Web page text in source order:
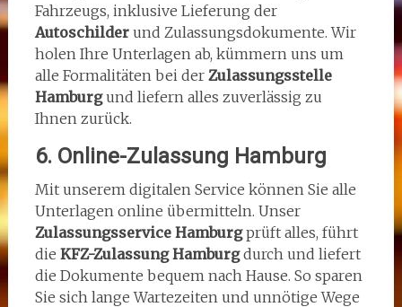
Fahrzeugs, inklusive Lieferung der
Autoschilderund Zulassungsdokumente. Wir
holen Ihre Unterlagen ab, kümmern uns um
alle Formalitäten bei der Zulassungsstelle
Hamburgund liefern alles zuverlässig zu
Ihnen zurück.
6. Online-Zulassung Hamburg
Mit unserem digitalen Service können Sie alle
Unterlagen online übermitteln. Unser
Zulassungsservice Hamburgprüft alles, führt
die KFZ-Zulassung Hamburgdurch und liefert
die Dokumente bequem nach Hause. So sparen
Sie sich lange Wartezeiten und unnötige Wege